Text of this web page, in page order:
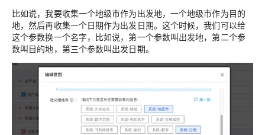
比如说，我要收集一个地级市作为出发地，一个地级市作为目的
地，然后再收集一个日期作为出发日期。这个时候，我们可以给
这个参数换一个名字，比如说，第一个参数叫出发地，第二个参
数叫目的地，第三个参数叫出发日期。